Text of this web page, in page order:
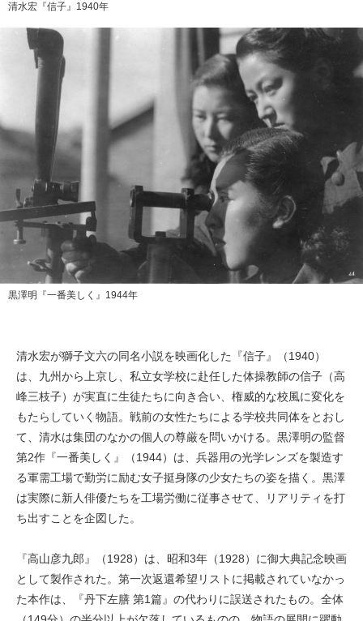
清水宏『信子』1940年
黒澤明『一番美しく』1944年
清水宏が獅子文六の同名小説を映画化した『信子』（1940）
は、九州から上京し、私立女学校に赴任した体操教師の信子（高
峰三枝子）が実直に生徒たちに向き合い、権威的な校風に変化を
もたらしていく物語。戦前の女性たちによる学校共同体をとおし
て、清水は集団のなかの個人の尊厳を問いかける。黒澤明の監督
第2作『一番美しく』（1944）は、兵器用の光学レンズを製造す
る軍需工場で勤労に励む女子挺身隊の少女たちの姿を描く。黒澤
は実際に新人俳優たちを工場労働に従事させて、リアリティを打
ち出すことを企図した。
『高山彦九郎』（1928）は、昭和3年（1928）に御大典記念映画
として製作された。第一次返還希望リストに掲載されていなかっ
た本作は、『丹下左膳 第1篇』の代わりに誤送されたもの。全体